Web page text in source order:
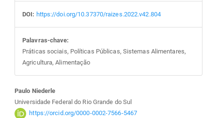
DOI: https://doi.org/10.37370/raizes.2022.v42.804
Palavras-chave:
Práticas sociais, Políticas Públicas, Sistemas Alimentares,
Agricultura, Alimentação
Conteúdo
Paulo Niederle
Universidade Federal do Rio Grande do Sul
https://orcid.org/0000-0002-7566-5467